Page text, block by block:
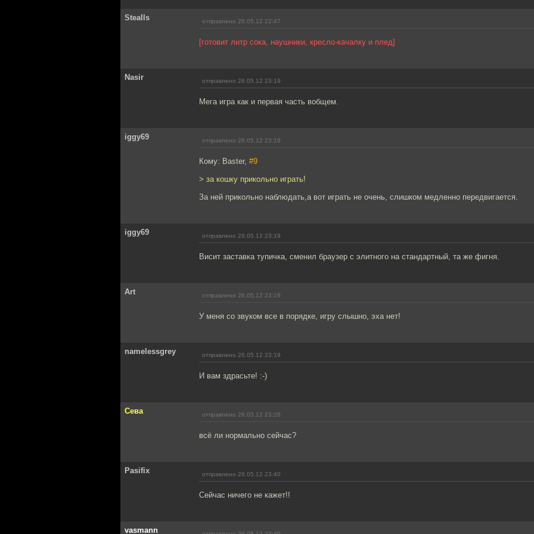
Stealls отправлено 26.05.12 22:47
[готовит литр сока, наушники, кресло-качалку и плед]
Nasir отправлено 26.05.12 23:19
Мега игра как и первая часть вобщем.
iggy69 отправлено 26.05.12 23:19
Кому: Baster, #9
> за кошку прикольно играть!
За ней прикольно наблюдать,а вот играть не очень, слишком медленно передвигается.
iggy69 отправлено 26.05.12 23:19
Висит заставка тупичка, сменил браузер с элитного на стандартный, та же фигня.
Art отправлено 26.05.12 23:19
У меня со звуком все в порядке, игру слышно, эха нет!
namelessgrey отправлено 26.05.12 23:19
И вам здрасьте! :-)
Сева отправлено 26.05.12 23:28
всё ли нормально сейчас?
Pasifix отправлено 26.05.12 23:40
Сейчас ничего не кажет!!
vasmann